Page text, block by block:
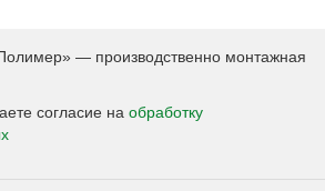
— производственно монтажная
согласие на обработку